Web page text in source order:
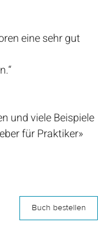
eine sehr gut
und viele Beispiele
für Praktiker»
Buch bestellen